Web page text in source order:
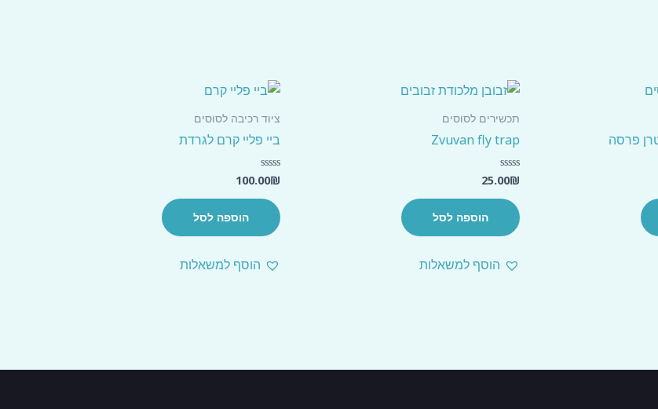
תכשירים לסוסים
Zvuvan fly trap
דורג
מתוך
5
25.00₪
הוספה לסל
הוסף למשאלות
ציוד רכיבה לסוסים
ביי פליי קרם לגרדת
דורג
מתוך
5
100.00₪
הוספה לסל
הוסף למשאלות